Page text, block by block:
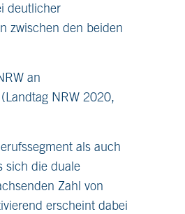
deutlicher
zwischen den beiden
an
NRW 2020,
als auch
sich die duale
Zahl von
erscheint dabei